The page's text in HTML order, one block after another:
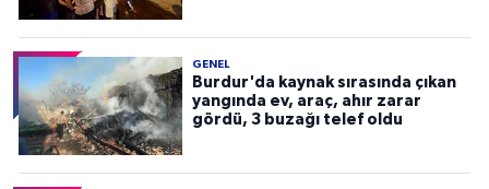
GENEL
Burdur'da kaynak sırasında çıkan
yangında ev, araç, ahır zarar
gördü, 3 buzağı telef oldu